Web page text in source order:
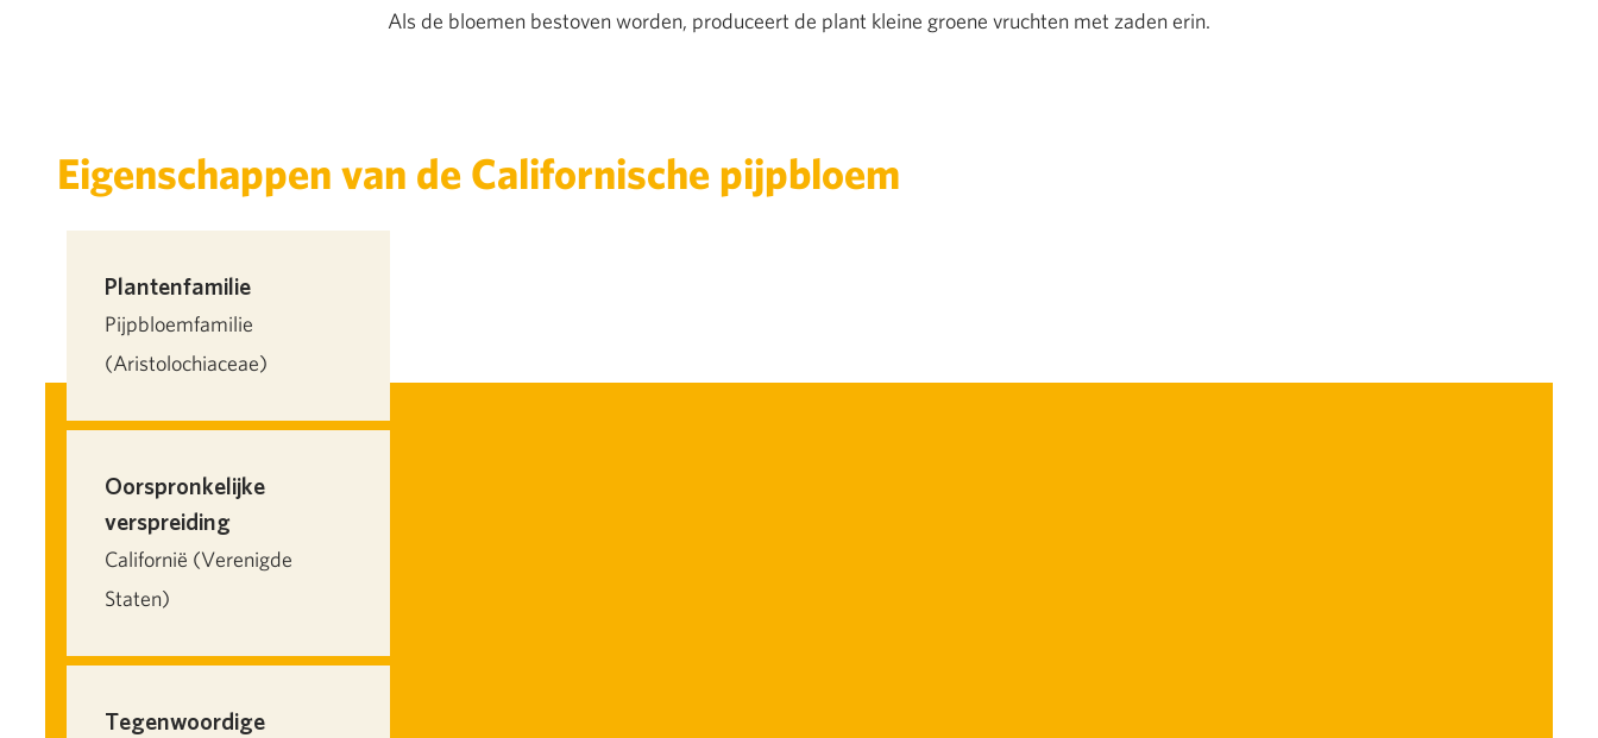
Als de bloemen bestoven worden, produceert de plant kleine groene vruchten met zaden erin.
Eigenschappen van de Californische pijpbloem
Plantenfamilie
Pijpbloemfamilie
(Aristolochiaceae)
Oorspronkelijke
verspreiding
Californië (Verenigde
Staten)
Tegenwoordige